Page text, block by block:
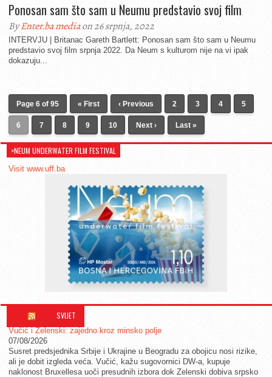
Ponosan sam što sam u Neumu predstavio svoj film
ByEnter.ba mediaon 26 srpnja, 2022
INTERVJU | Britanac Gareth Bartlett: Ponosan sam što sam u Neumu
predstavio svoj film srpnja 2022. Da Neum s kulturom nije na vi ipak
dokazuju...
Page 6 of 95 « First ‹ Previous 2 3 4 5
6 7 8 9 10 Next › Last »
>NEUM UNDERWATER FILM FESTIVAL
Visit www.uff.ba
SVIJET
Vučić i Zelenski: zajedno kroz minsko polje
07/08/2026
Susret predsjednika Srbije i Ukrajine u Beogradu za obojicu nosi rizike,
ali je dobit izgleda veća. Vučić, kažu sugovornici DW-a, kupuje
naklonost Bruxellesa uoči presudnih izbora dok Zelenski dobiva srpsko